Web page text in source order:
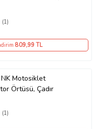
Koruma Gri
(1)
809,99 TL
Motosiklet
Örtüsü, Çadır
(1)